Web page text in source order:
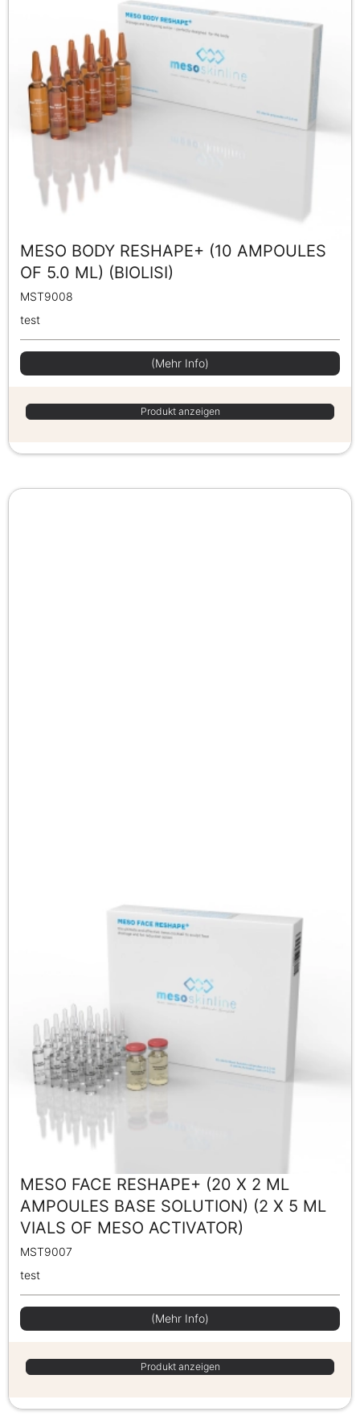
MESO BODY RESHAPE+ (10 AMPOULES
OF 5.0 ML) (BIOLISI)
MST9008
test
(Mehr Info)
Produkt anzeigen
MESO FACE RESHAPE+ (20 X 2 ML
AMPOULES BASE SOLUTION) (2 X 5 ML
VIALS OF MESO ACTIVATOR)
MST9007
test
(Mehr Info)
Produkt anzeigen